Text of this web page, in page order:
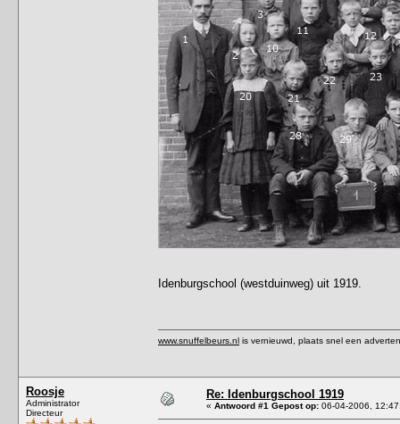
Idenburgschool (westduinweg) uit 1919.
www.snuffelbeurs.nl is vernieuwd, plaats snel een
Roosje
Administrator
Directeur
Re: Idenburgschool 1919
« Antwoord #1 Gepost op: 06-04-2006,